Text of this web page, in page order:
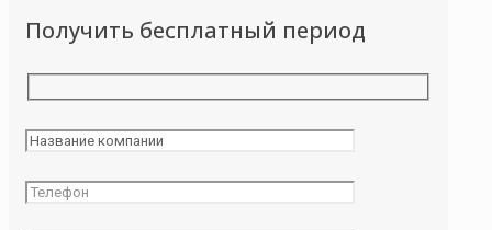
Получить бесплатный период